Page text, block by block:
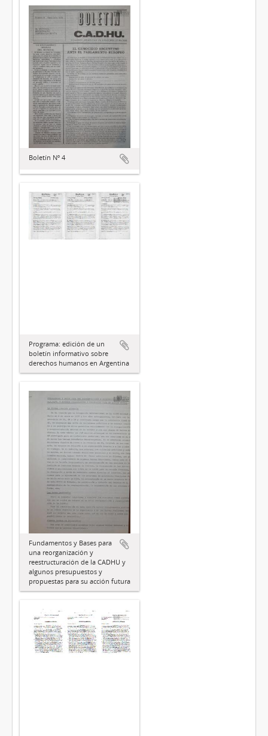
Boletín Nº 4
Programa: edición de un
boletín informativo sobre
derechos humanos en Argentina
Fundamentos y Bases para
una reorganización y
reestructuración de la CADHU y
algunos presupuestos y
propuestas para su acción futura